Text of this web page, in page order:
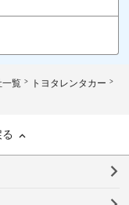
一覧
トヨタレンタカー